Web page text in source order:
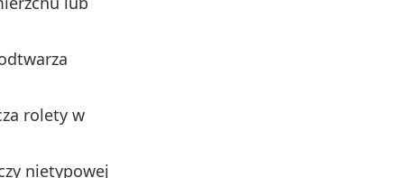
rolety w
nietypowej